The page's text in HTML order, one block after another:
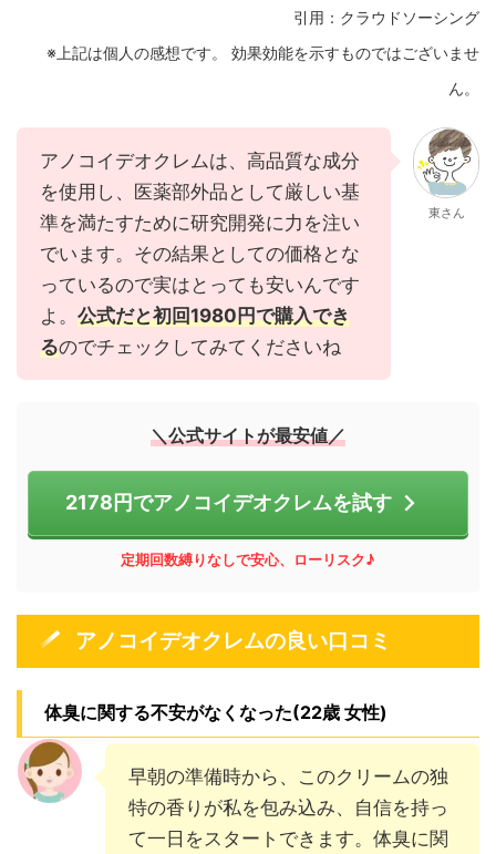
引用：クラウドソーシング
※上記は個人の感想です。 効果効能を示すものではございませ
ん。
アノコイデオクレムは、高品質な成分
を使用し、医薬部外品として厳しい基
準を満たすために研究開発に力を注い
でいます。その結果としての価格とな
っているので実はとっても安いんです
よ。 公式だと初回1980円で購入でき
るのでチェックしてみてくださいね
東さん
＼公式サイトが最安値／
2178円でアノコイデオクレムを試す
定期回数縛りなしで安心、ローリスク♪
アノコイデオクレムの良い口コミ
体臭に関する不安がなくなった(22歳 女性)
早朝の準備時から、このクリームの独
特の香りが私を包み込み、自信を持っ
て一日をスタートできます。体臭に関